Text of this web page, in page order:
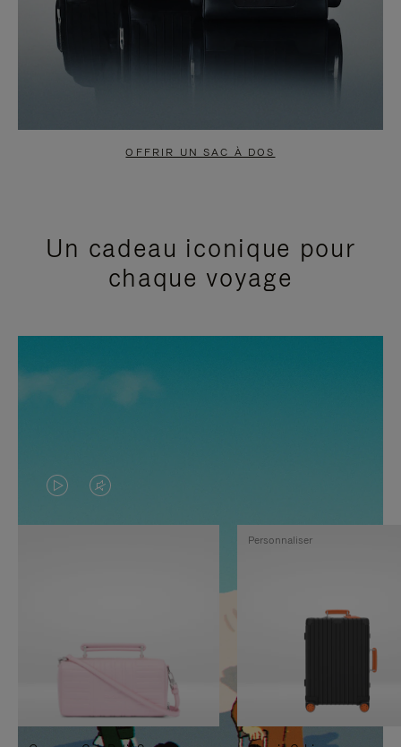
OFFRIR UN SAC À DOS
Un cadeau iconique pour
chaque voyage
LA
VIDÉO
PAUSE,
APPUYEZ
SUR
LE
SON
DÉSACTIVÉ.
VEUILLEZ
Personnaliser